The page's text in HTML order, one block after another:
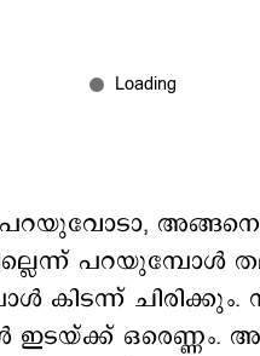
പറയുവോടാ,
പറയുമ്പോൾ
കിടന്ന് ചിരിക്കും.
ഒരെണ്ണം.